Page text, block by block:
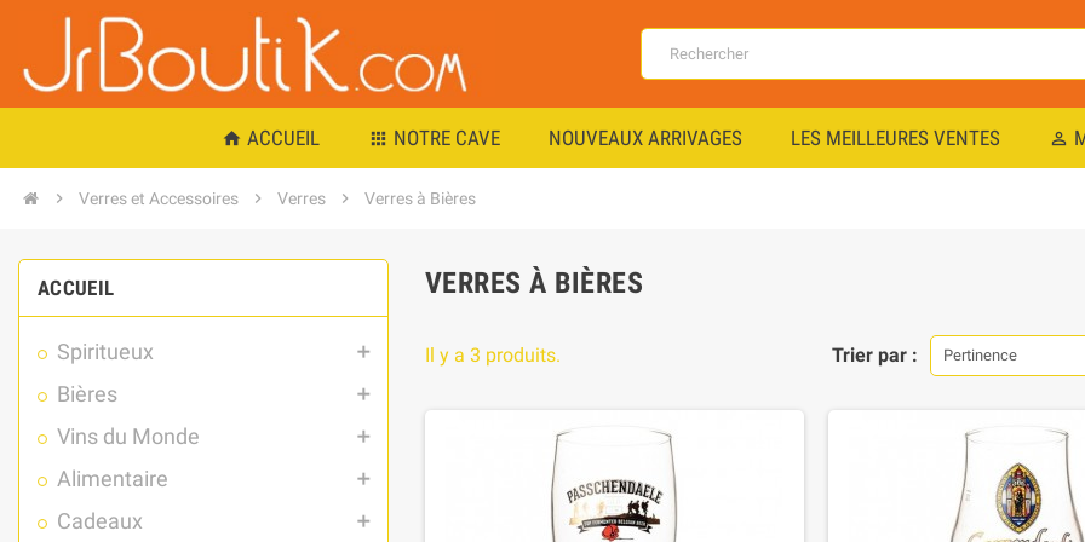
home ACCUEIL apps NOTRE CAVE NOUVEAUX ARRIVAGES LES MEILLEURES VENTES perm_identity
chevron_right Verres et Accessoires chevron_right Verres chevron_right Verres à Bières
ACCUEIL
Spiritueux add
Bières add
Vins du Monde add
Alimentaire add
Cadeaux add
VERRES À BIÈRES
Trier par : Pertinence
Il y a 3 produits.